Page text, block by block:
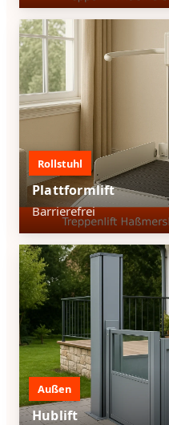
Rollstuhl
Plattformlift
Barrierefrei
Außen
Hublift